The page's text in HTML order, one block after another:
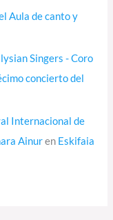
Aula de canto y
Singers - Coro
concierto del
Internacional de
Ainuren Eskifaia